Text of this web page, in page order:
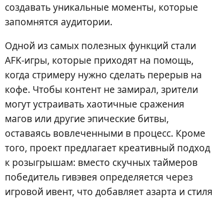
создавать уникальные моменты, которые
запомнятся аудитории.
Одной из самых полезных функций стали
AFK-игры, которые приходят на помощь,
когда стримеру нужно сделать перерыв на
кофе. Чтобы контент не замирал, зрители
могут устраивать хаотичные сражения
магов или другие эпические битвы,
оставаясь вовлеченными в процесс. Кроме
того, проект предлагает креативный подход
к розыгрышам: вместо скучных таймеров
победитель гивэвея определяется через
игровой ивент, что добавляет азарта и стиля